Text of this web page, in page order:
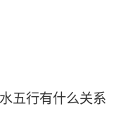
五行有什么关系